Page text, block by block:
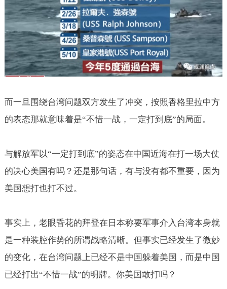
而一旦围绕台湾问题双方发生了冲突，按照香格里拉中方
的表态那就意味着是“不惜一战，一定打到底”的局面。
与解放军以“一定打到底”的姿态在中国近海在打一场大仗
的决心美国有吗？还是那句话，有与没有都不重要，因为
美国想打也打不过。
事实上，老眼昏花的拜登在日本称要军事介入台湾本身就
是一种装腔作势的所谓战略清晰。但事实已经发生了微妙
的变化，在台湾问题上已经不是中国躲着美国，而是中国
已经打出“不惜一战”的明牌。你美国敢打吗？